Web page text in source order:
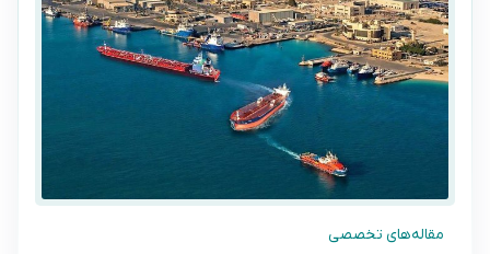
مقاله‌های تخصصی